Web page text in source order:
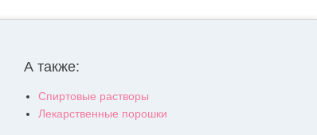
А также:
Спиртовые растворы
Лекарственные порошки